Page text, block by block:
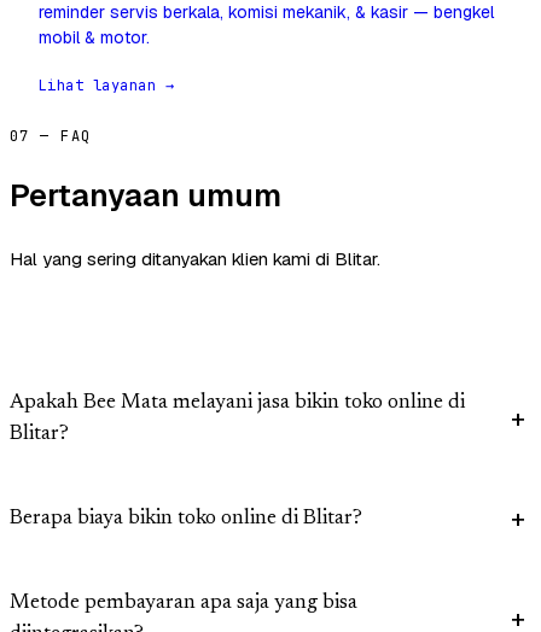
reminder servis berkala, komisi mekanik, & kasir — bengkel
mobil & motor.
Lihat layanan →
07 — FAQ
Pertanyaan umum
Hal yang sering ditanyakan klien kami di Blitar.
Apakah Bee Mata melayani jasa bikin toko online di
Blitar?
Berapa biaya bikin toko online di Blitar?
Metode pembayaran apa saja yang bisa